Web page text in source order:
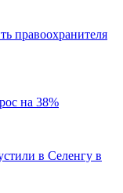
правоохранителя
на 38%
в Селенгу в